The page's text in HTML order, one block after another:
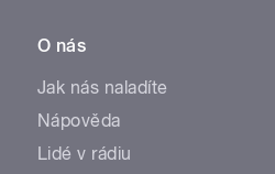
O nás
Jak nás naladíte
Nápověda
Lidé v rádiu